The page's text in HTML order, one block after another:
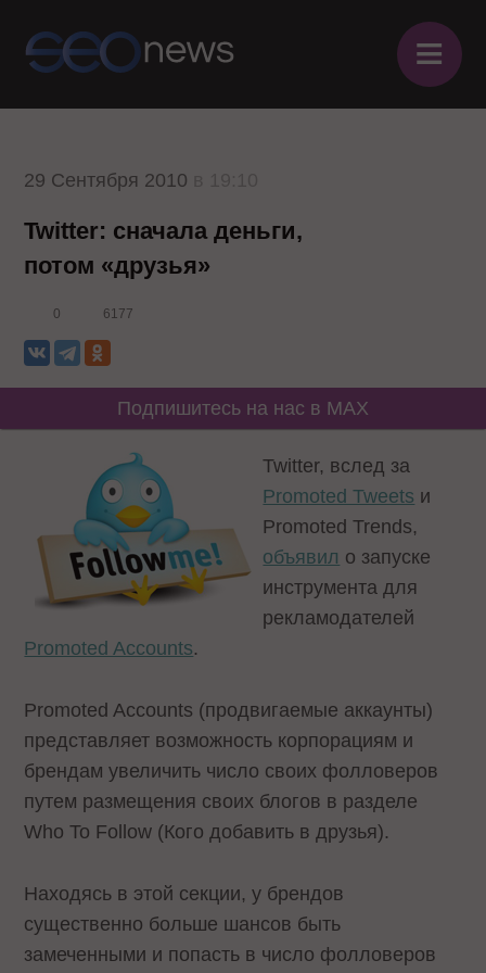
≡
29 Сентября 2010
Twitter: сначала деньги,
потом «друзья»
0 6177
Подпишитесь на нас в MAX
Twitter, вслед за
Promoted Tweets и
Promoted Trends,
объявил о запуске
инструмента для
рекламодателей
Promoted Accounts.
Promoted Accounts (продвигаемые аккаунты)
представляет возможность корпорациям и
брендам увеличить число своих фолловеров
путем размещения своих блогов в разделе
Who To Follow (Кого добавить в друзья).
Находясь в этой секции, у брендов
существенно больше шансов быть
замеченными и попасть в число фолловеров